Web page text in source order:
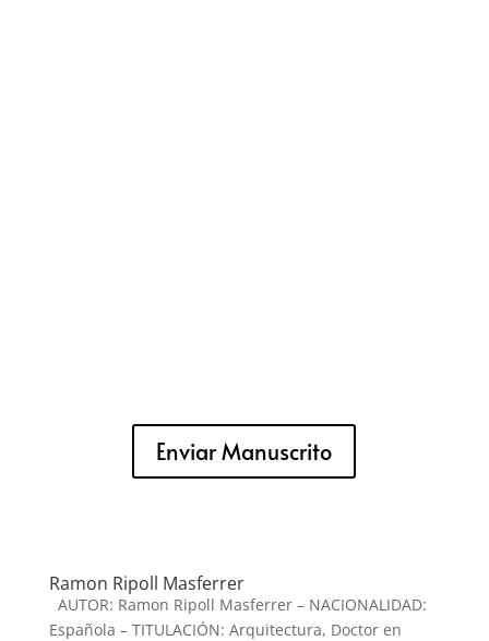
Enviar Manuscrito
Ramon Ripoll Masferrer
AUTOR: Ramon Ripoll Masferrer – NACIONALIDAD:
Española – TITULACIÓN: Arquitectura, Doctor en